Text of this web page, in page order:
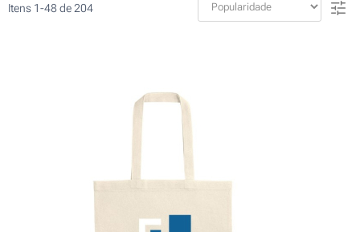
Itens 1-48de204